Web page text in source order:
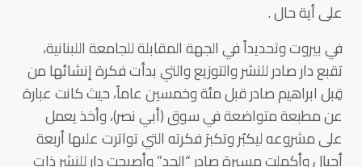
على أية حال .
في بيروت وتحديداً في الجهة المقابلة للجامعة اللبنانية،
تقبع دار صادر للنشر والتوزيع والتي بدأت فكرة إنشائها من
قِبل ابراهيم صادر قبل مئة وخمسين عاماً، حيث كانت عبارة
عن مطبعة متواضعة في سوق (أبي نصر)، وأخذ يعمل
على مشروعه ليكبُر وتكبرَ فكرته التي تواترت علىها أربعة
أجيال وأكملت مسيرة صادر “الجد” وأصبحت دار للنشر ذات